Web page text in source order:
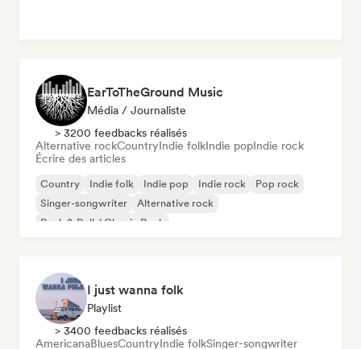
EarToTheGround Music
Média / Journaliste
> 3200 feedbacks réalisés
Alternative rockCountryIndie folkIndie popIndie rock
Écrire des articles
Country Indie folk Indie pop Indie rock
Pop rock
Singer-songwriter
Alternative rock
Rock & Roll / Classic Rock
I just wanna folk
Playlist
> 3400 feedbacks réalisés
AmericanaBluesCountryIndie folkSinger-songwriter